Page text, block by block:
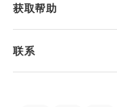
获取帮助
帮助中心
联系